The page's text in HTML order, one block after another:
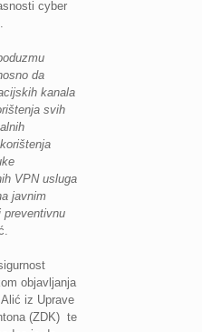
cyber
da
kanala
svih
VPN usluga
javnim
preventivnu
objavljanja
iz Uprave
(ZDK) te